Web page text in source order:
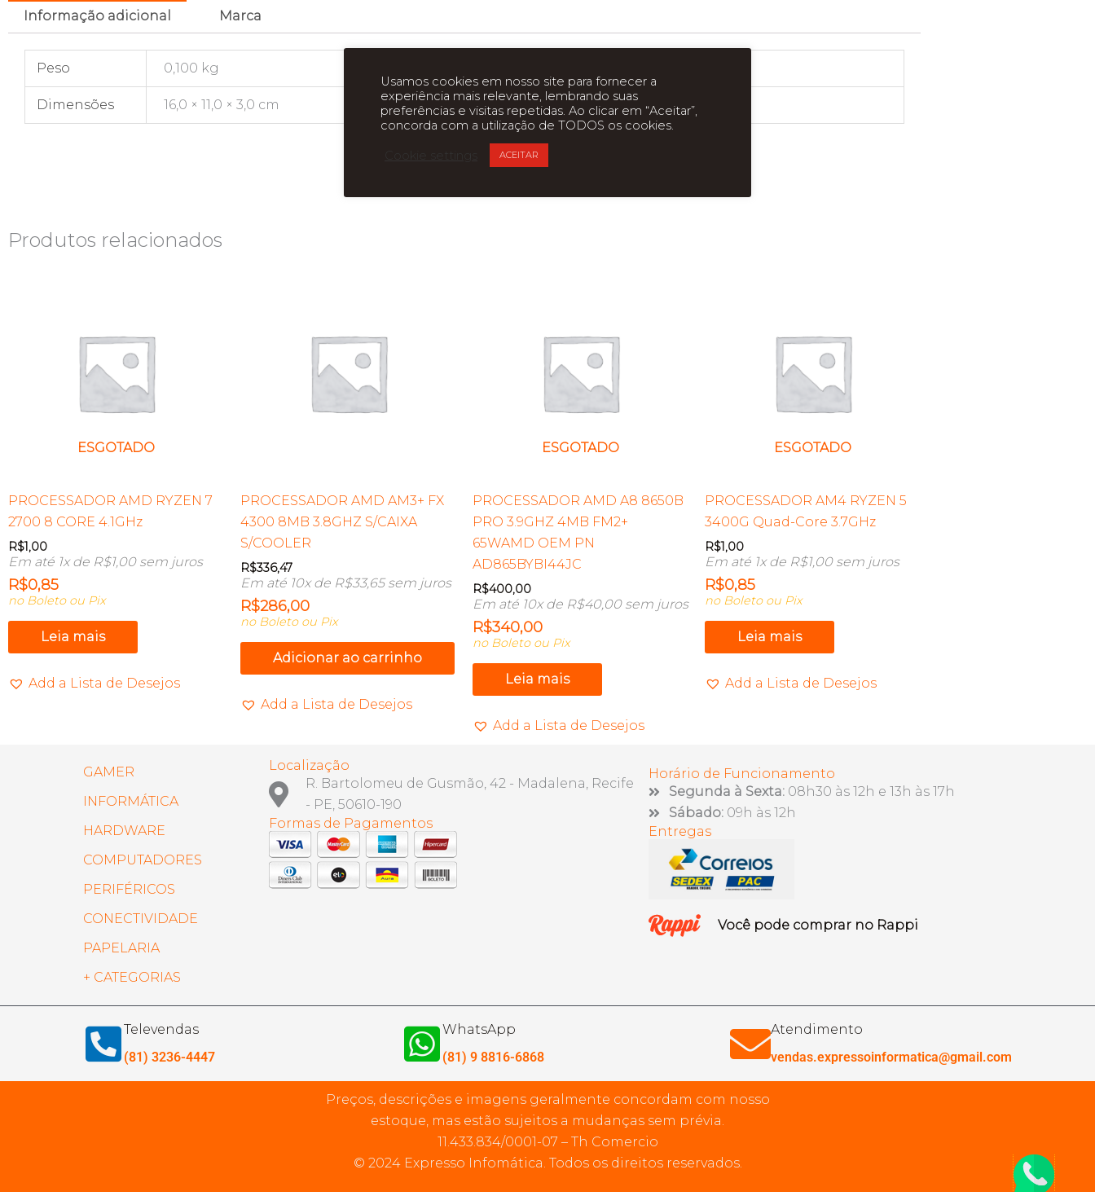
Informação adicional Marca
Peso 0,100 kg
Dimensões 16,0 × 11,0 × 3,0 cm
Produtos relacionados
ESGOTADO
PROCESSADOR AMD RYZEN 7
2700 8 CORE 4.1GHz
R$1,00
Em até 1x de R$1,00sem juros
R$0,85
no Boleto ou Pix
Leia mais
Add a Lista de Desejos
PROCESSADOR AMD AM3+ FX
4300 8MB 3.8GHZ S/CAIXA
S/COOLER
R$336,47
Em até 10x de R$33,65sem juros
R$286,00
no Boleto ou Pix
Adicionar ao carrinho
Add a Lista de Desejos
ESGOTADO
PROCESSADOR AMD A8 8650B
PRO 3.9GHZ 4MB FM2+
65WAMD OEM PN
AD865BYBI44JC
R$400,00
Em até 10x de R$40,00sem juros
R$340,00
no Boleto ou Pix
Leia mais
Add a Lista de Desejos
ESGOTADO
PROCESSADOR AM4 RYZEN 5
3400G Quad-Core 3.7GHz
R$1,00
Em até 1x de R$1,00sem juros
R$0,85
no Boleto ou Pix
Leia mais
Add a Lista de Desejos
GAMER
INFORMÁTICA
HARDWARE
COMPUTADORES
PERIFÉRICOS
CONECTIVIDADE
PAPELARIA
+ CATEGORIAS
Localização
R. Bartolomeu de Gusmão, 42 - Madalena, Recife
- PE, 50610-190
Formas de Pagamentos
Horário de Funcionamento
Segunda à Sexta: 08h30 às 12h e 13h às 17h
Sábado: 09h às 12h
Entregas
Você pode comprar no Rappi
Televendas
(81) 3236-4447
WhatsApp
(81) 9 8816-6868
Atendimento
vendas.expressoinformatica@gmail.com
Preços, descrições e imagens geralmente concordam com nosso
estoque, mas estão sujeitos a mudanças sem prévia.
11.433.834/0001-07 – Th Comercio
© 2024 Expresso Infomática. Todos os direitos reservados.
Usamos cookies em nosso site para fornecer a
experiência mais relevante, lembrando suas
preferências e visitas repetidas. Ao clicar em “Aceitar”,
concorda com a utilização de TODOS os cookies.
ACEITAR